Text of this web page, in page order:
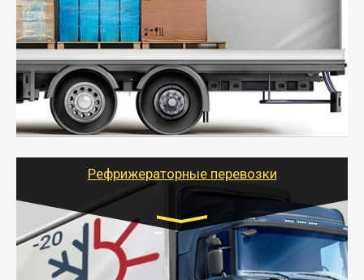
от 5000 руб. Возможен догруз
- Экономный способ доставить вещи от 200 кг в
другой город - догрузом или попутно. Попутные
грузоперевозки для физлиц, ИП и юрлиц обходятся
дешевле.
- Тайгер Логистик организует доставку
крупногабаритных и личных вещей по нужному
для погрузочно-разгрузочных работ при перевозке.
Рефрижераторные перевозки
Транспорт:
Газель (1,5 и 3 тонны), Бычок, Еврофура от 5 до
10 тонн